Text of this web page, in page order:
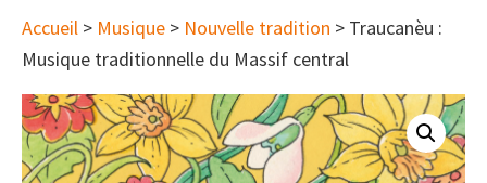
Accueil > Musique > Nouvelle tradition > Traucanèu :
Musique traditionnelle du Massif central